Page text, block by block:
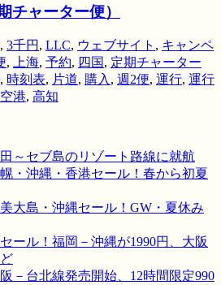
チャーター便）
, 3千円 , LLC, ウェブサイト , キャンペ
, 上海, 予約, 四国, 定期チャーター
, 時刻表, 片道, 購入 , 週2便, 運行, 運行
港, 高知
～セブ島のリゾート路線に就航
・沖縄・香港セール！春から初夏
大島・沖縄セール！GW・夏休み
ール！福岡－沖縄が1990円、大阪
－台北線発売開始、12時間限定990